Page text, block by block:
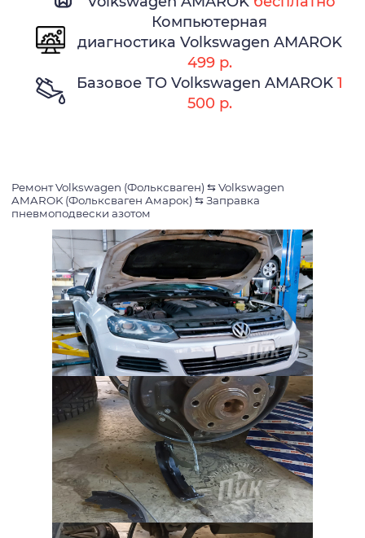
Компьютерная
диагностика Volkswagen AMAROK
499 р.
Базовое ТО Volkswagen AMAROK 1
500 р.
Ремонт Volkswagen (Фольксваген) ⇆ Volkswagen
AMAROK (Фольксваген Амарок) ⇆ Заправка
пневмоподвески азотом